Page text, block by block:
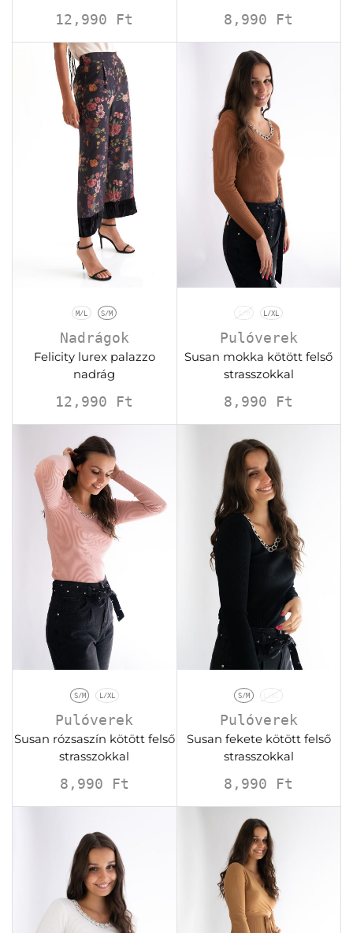
12,990 Ft 8,990 Ft
M/L S/M
Nadrágok
Felicity lurex palazzo
nadrág
12,990 Ft
S/M L/XL
Pulóverek
Susan mokka kötött felső
strasszokkal
8,990 Ft
S/M L/XL
Pulóverek
Susan rózsaszín kötött felső
strasszokkal
8,990 Ft
S/M L/XL
Pulóverek
Susan fekete kötött felső
strasszokkal
8,990 Ft